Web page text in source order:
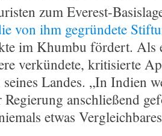
zum Everest-
von ihm gegründete
im Khumbu fördert. Als
verkündete, kritisierte
Landes. „In Indien
Regierung anschließend
etwas